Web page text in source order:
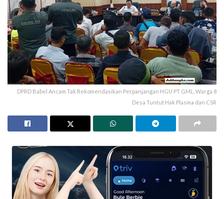
DPRD Babel Ancam Tak Rekomendasikan Perpanjangan HGU PT GML, Warga 8
Desa Tuntut Hak Plasma dan CSR